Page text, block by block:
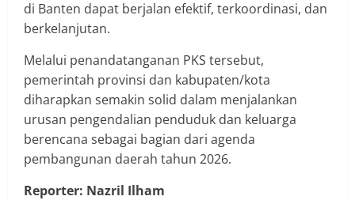
di Banten dapat berjalan efektif, terkoordinasi, dan
berkelanjutan.
Melalui penandatanganan PKS tersebut,
pemerintah provinsi dan kabupaten/kota
diharapkan semakin solid dalam menjalankan
urusan pengendalian penduduk dan keluarga
berencana sebagai bagian dari agenda
pembangunan daerah tahun 2026.
Reporter: Nazril Ilham